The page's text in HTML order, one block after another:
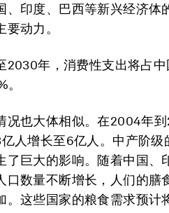
、印度、巴西等新兴经济体
要动力。
2030年，消费性支出将占
。
况也大体相似。在2004年
人增长至6亿人。中产阶
了巨大的影响。随着中国、
口数量不断增长，人们的
。这些国家的粮食需求预计